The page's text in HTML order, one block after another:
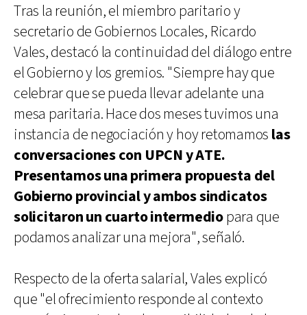
Tras la reunión, el miembro paritario y
secretario de Gobiernos Locales, Ricardo
Vales, destacó la continuidad del diálogo entre
el Gobierno y los gremios. "Siempre hay que
celebrar que se pueda llevar adelante una
mesa paritaria. Hace dos meses tuvimos una
instancia de negociación y hoy retomamos las
conversaciones con UPCN y ATE.
Presentamos una primera propuesta del
Gobierno provincial y ambos sindicatos
solicitaron un cuarto intermediopara que
podamos analizar una mejora", señaló.
Respecto de la oferta salarial, Vales explicó
que "el ofrecimiento responde al contexto